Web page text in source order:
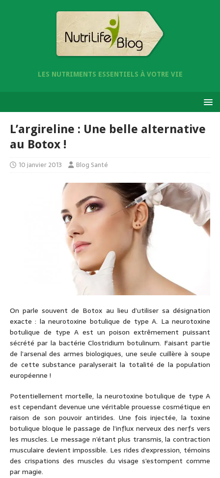
LES NUTRIMENTS ESSENTIELS À VOTRE VIE
L’argireline : Une belle alternative
au Botox !
10 janvier 2013 Blog Santé
On parle souvent de Botox au lieu d’utiliser sa désignation
exacte : la neurotoxine botulique de type A. La neurotoxine
botulique de type A est un poison extrêmement puissant
sécrété par la bactérie Clostridium botulinum. Faisant partie
de l’arsenal des armes biologiques, une seule cuillère à soupe
de cette substance paralyserait la totalité de la population
européenne !
Potentiellement mortelle, la neurotoxine botulique de type A
est cependant devenue une véritable prouesse cosmétique en
raison de son pouvoir antirides. Une fois injectée, la toxine
botulique bloque le passage de l’influx nerveux des nerfs vers
les muscles. Le message n’étant plus transmis, la contraction
musculaire devient impossible. Les rides d’expression, témoins
des crispations des muscles du visage s’estompent comme
par magie.